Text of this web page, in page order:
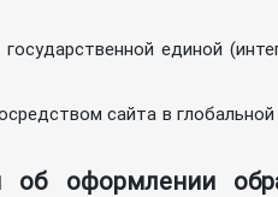
единой
сайта в
об оформлении